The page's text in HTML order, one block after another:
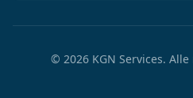
© 2026 KGN Services. Alle